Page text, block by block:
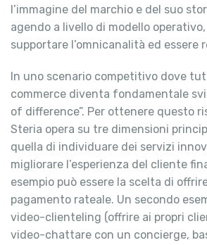
l’immagine del marchio e del suo
agendo a livello di modello
supportare l’omnicanalità ed essere
In uno scenario competitivo dove
commerce diventa fondamentale
of difference”. Per ottenere questo
Steria opera su tre dimensioni
quella di individuare dei servizi
migliorare l’esperienza del cliente
esempio può essere la scelta di
pagamento rateale. Un secondo
video-clienteling (offrire ai propri
video-chattare con un concierge,